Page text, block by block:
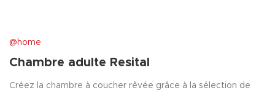
@home
Chambre adulte Resital
Créez la chambre à coucher rêvée grâce à la sélection de